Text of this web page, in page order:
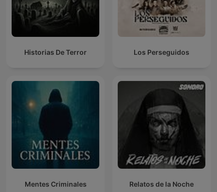
Historias De Terror Los Perseguidos
Mentes Criminales Relatos de la Noche